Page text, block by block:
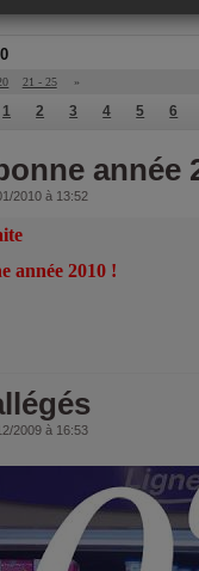
21 - 25 »
1 2 3 4 5 6
année
2010 à 13:52
année 2010 !
2009 à 16:53